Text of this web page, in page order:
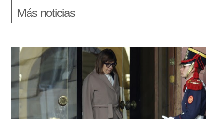
Más noticias